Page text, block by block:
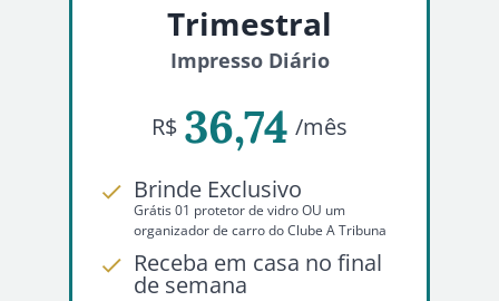
Trimestral
Impresso Diário
R$ 36,74 /mês
Brinde Exclusivo
Grátis 01 protetor de vidro OU um
organizador de carro do Clube A Tribuna
Receba em casa no final
de semana